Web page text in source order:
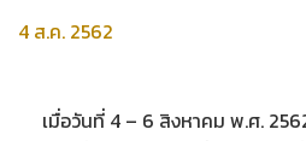
4 ส.ค. 2562
เมื่อวันที่ 4 – 6 สิงหาคม พ.ศ.